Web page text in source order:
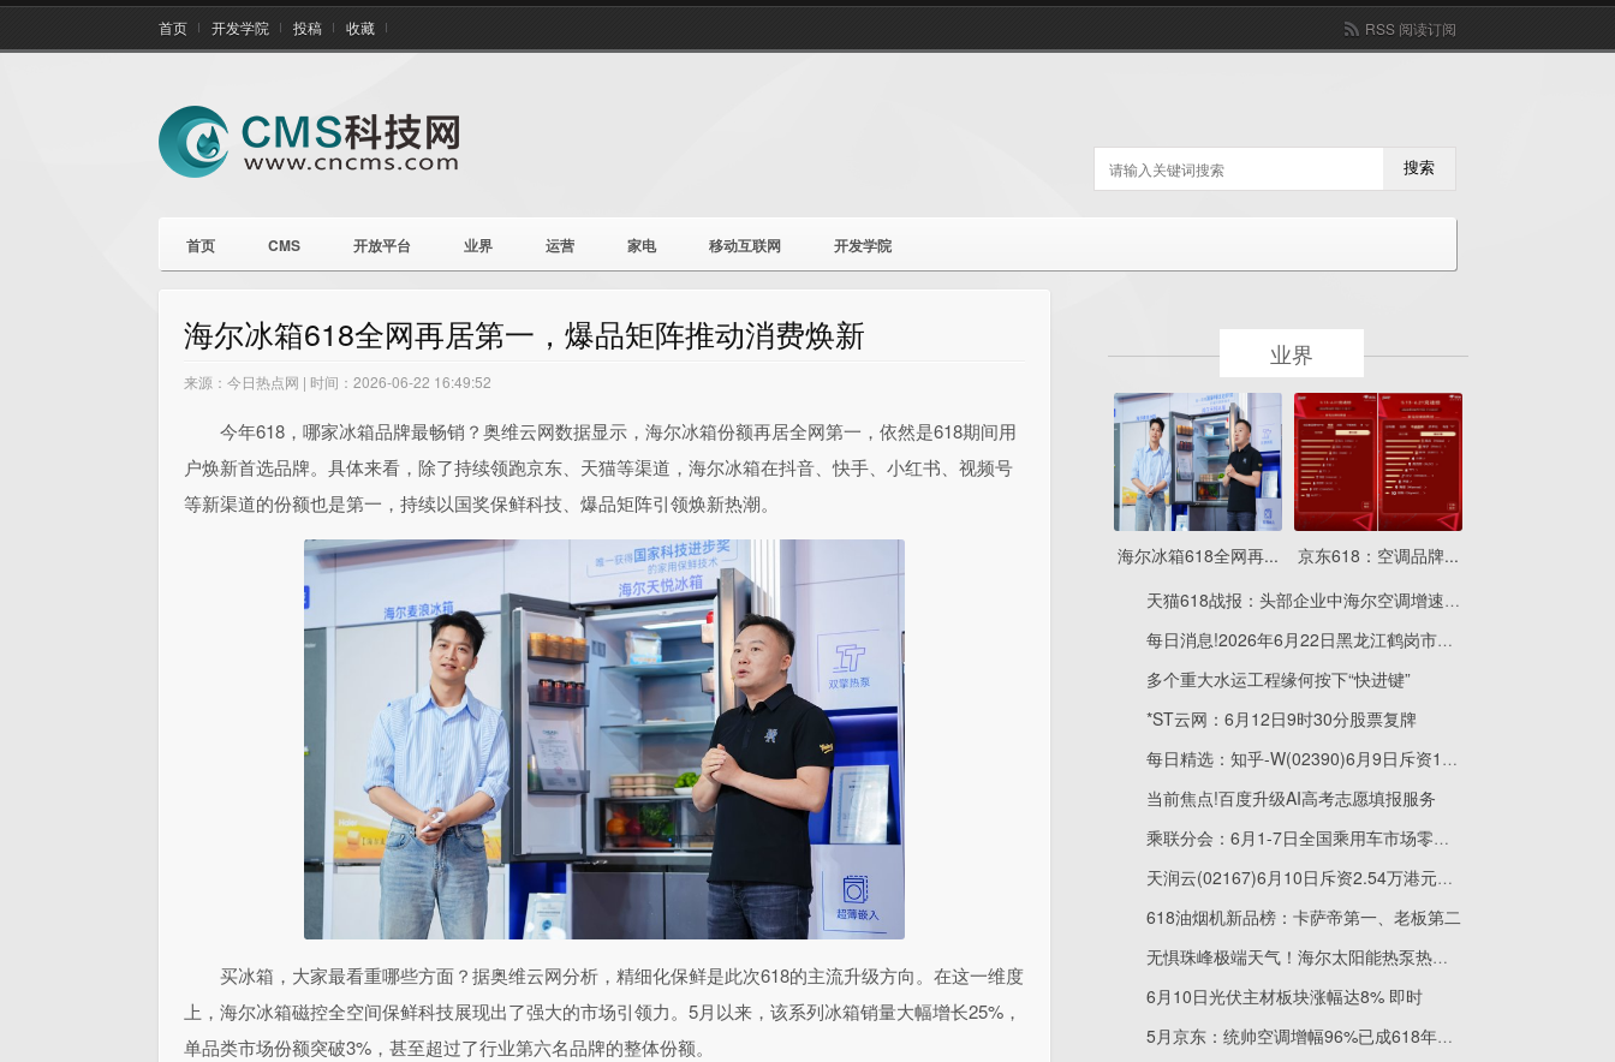
首页 开发学院 投稿 收藏 RSS 阅读订阅
搜索
首页 CMS 开放平台 业界 运营 家电 移动互联网 开发学院
海尔冰箱618全网再居第一，爆品矩阵推动消费焕新
来源：今日热点网 | 时间：2026-06-22 16:49:52
今年618，哪家冰箱品牌最畅销？奥维云网数据显示，海尔冰箱份额再居全网第一，依然是618期间用
户焕新首选品牌。具体来看，除了持续领跑京东、天猫等渠道，海尔冰箱在抖音、快手、小红书、视频号
等新渠道的份额也是第一，持续以国奖保鲜科技、爆品矩阵引领焕新热潮。
买冰箱，大家最看重哪些方面？据奥维云网分析，精细化保鲜是此次618的主流升级方向。在这一维度
上，海尔冰箱磁控全空间保鲜科技展现出了强大的市场引领力。5月以来，该系列冰箱销量大幅增长25%，
单品类市场份额突破3%，甚至超过了行业第六名品牌的整体份额。
业界
海尔冰箱618全网再... 京东618：空调品牌...
天猫618战报：头部企业中海尔空调增速第一
每日消息!2026年6月22日黑龙江鹤岗市万圃源蔬菜有限责任公司价格行情
多个重大水运工程缘何按下“快进键”
*ST云网：6月12日9时30分股票复牌
每日精选：知乎-W(02390)6月9日斥资13.22万美元回购12.56万股
当前焦点!百度升级AI高考志愿填报服务
乘联分会：6月1-7日全国乘用车市场零售22.8万辆，同比下降23%
天润云(02167)6月10日斥资2.54万港元回购8000股 焦点快报
618油烟机新品榜：卡萨帝第一、老板第二
无惧珠峰极端天气！海尔太阳能热泵热水器实现全天候热水自由
6月10日光伏主材板块涨幅达8% 即时
5月京东：统帅空调增幅96%已成618年轻人省电首选